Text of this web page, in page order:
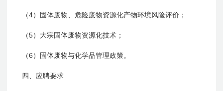
（4）固体废物、危险废物资源化产物环境风险评价；
（5）大宗固体废物资源化技术；
（6 ）固体废物与化学品管理政策。
四、应聘要求